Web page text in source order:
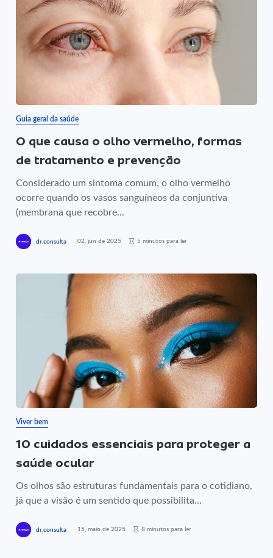
Guia geral da saúde
O que causa o olho vermelho, formas
de tratamento e prevenção
Considerado um sintoma comum, o olho vermelho
ocorre quando os vasos sanguíneos da conjuntiva
(membrana que recobre...
dr.consulta 02, jun de 2025 5 minutos para ler
Viver bem
10 cuidados essenciais para proteger a
saúde ocular
Os olhos são estruturas fundamentais para o cotidiano,
já que a visão é um sentido que possibilita...
dr.consulta 15, maio de 2025 8 minutos para ler